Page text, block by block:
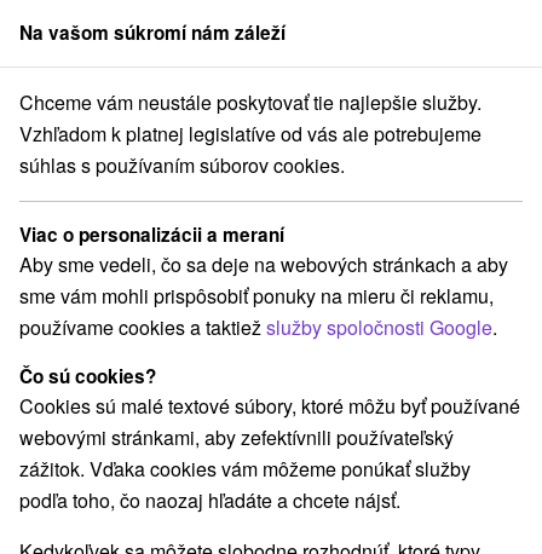
člen skupinySorger
Trenčianske Teplice Apartmány City AP Trenčianske Teplice
Apartmány City AP Trenčianske
Teplice
Trenčianske Teplice
REZERVÁCIA A VÝBER POBYTU
Kontaktujte priamo ubytovateľa.
Navigovať do miesta
O ZARIADENÍ VYBAVENIE
Na vašom súkromí nám záleží
Chceme vám neustále poskytovať tie najlepšie služby.
Vzhľadom k platnej legislatíve od vás ale potrebujeme
súhlas s používaním súborov cookies.
Viac o personalizácii a meraní
Aby sme vedeli, čo sa deje na webových stránkach a aby
sme vám mohli prispôsobiť ponuky na mieru či reklamu,
používame cookies a taktiežslužby spoločnosti Google.
Čo sú cookies?
Cookies sú malé textové súbory, ktoré môžu byť používané
webovými stránkami, aby zefektívnili používateľský
zážitok. Vďaka cookies vám môžeme ponúkať služby
podľa toho, čo naozaj hľadáte a chcete nájsť.